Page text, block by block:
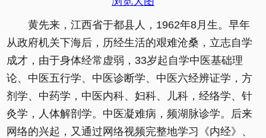
黄先来，江西省于都县人，1962年8月生。早年
从政府机关下海后，历经生活的艰难沧桑，立志自学
成才，由于身体经常虚弱，33岁起自学中医基础理
论、中医五行学、中医诊断学、中医六经辨证学，方
剂学、中药学，中医内科、妇科、儿科，经络学、针
灸学，人体解剖学。中医凝难病，频湖脉诊学。后来
网络的兴起，又通过网络视频完整地学习《内经》、